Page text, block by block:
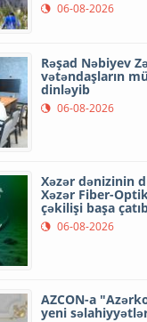
06-08-2026
Rəşad Nəbiyev
vətəndaşların
dinləyib
06-08-2026
Xəzər dənizinin
Xəzər Fiber-
çəkilişi başa
06-08-2026
AZCON-a
yeni